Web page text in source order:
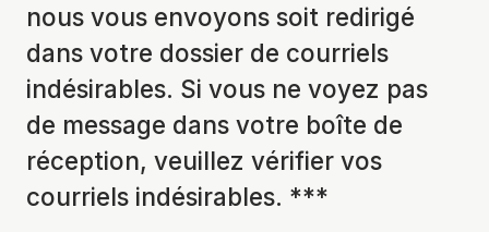
nous vous envoyons soit redirigé
dans votre dossier de courriels
indésirables. Si vous ne voyez pas
de message dans votre boîte de
réception, veuillez vérifier vos
courriels indésirables. ***